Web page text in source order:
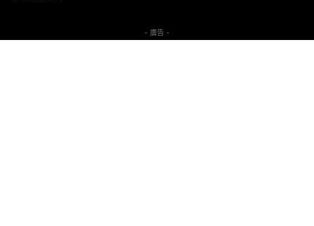
- 廣告 -